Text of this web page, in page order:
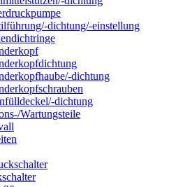
dichtung/-einstellung
dichtung
dichtung
Wartungsteile